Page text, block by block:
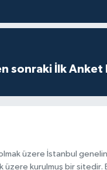
sonraki İlk Anket
üzere İstanbul
üzere kurulmuş bir